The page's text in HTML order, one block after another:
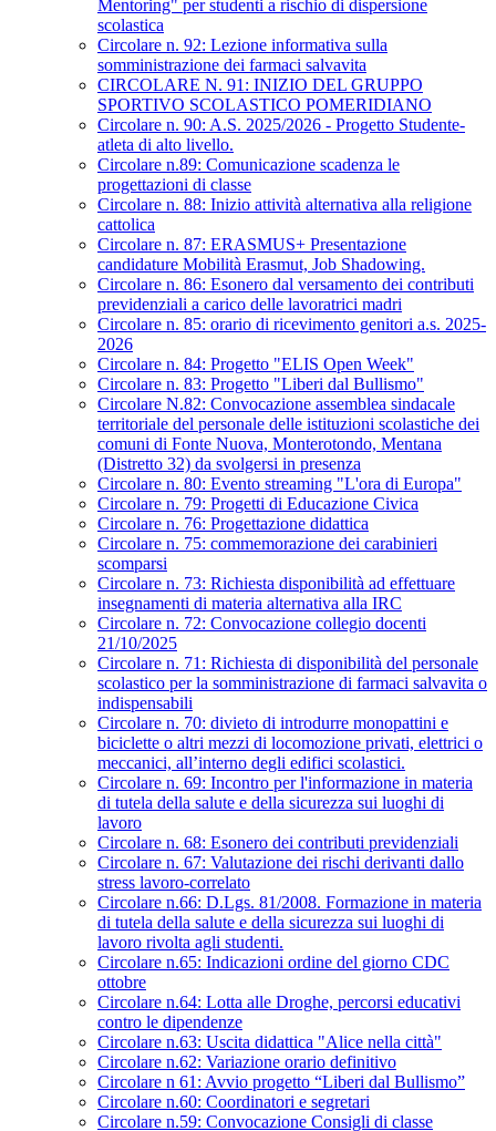
Mentoring" per studenti a rischio di dispersione
scolastica
Circolare n. 92: Lezione informativa sulla
somministrazione dei farmaci salvavita
CIRCOLARE N. 91: INIZIO DEL GRUPPO
SPORTIVO SCOLASTICO POMERIDIANO
Circolare n. 90: A.S. 2025/2026 - Progetto Studente-
atleta di alto livello.
Circolare n.89: Comunicazione scadenza le
progettazioni di classe
Circolare n. 88: Inizio attività alternativa alla religione
cattolica
Circolare n. 87: ERASMUS+ Presentazione
candidature Mobilità Erasmut, Job Shadowing.
Circolare n. 86: Esonero dal versamento dei contributi
previdenziali a carico delle lavoratrici madri
Circolare n. 85: orario di ricevimento genitori a.s. 2025-
2026
Circolare n. 84: Progetto "ELIS Open Week"
Circolare n. 83: Progetto "Liberi dal Bullismo"
Circolare N.82: Convocazione assemblea sindacale
territoriale del personale delle istituzioni scolastiche dei
comuni di Fonte Nuova, Monterotondo, Mentana
(Distretto 32) da svolgersi in presenza
Circolare n. 80: Evento streaming "L'ora di Europa"
Circolare n. 79: Progetti di Educazione Civica
Circolare n. 76: Progettazione didattica
Circolare n. 75: commemorazione dei carabinieri
scomparsi
Circolare n. 73: Richiesta disponibilità ad effettuare
insegnamenti di materia alternativa alla IRC
Circolare n. 72: Convocazione collegio docenti
21/10/2025
Circolare n. 71: Richiesta di disponibilità del personale
scolastico per la somministrazione di farmaci salvavita o
indispensabili
Circolare n. 70: divieto di introdurre monopattini e
biciclette o altri mezzi di locomozione privati, elettrici o
meccanici, all’interno degli edifici scolastici.
Circolare n. 69: Incontro per l'informazione in materia
di tutela della salute e della sicurezza sui luoghi di
lavoro
Circolare n. 68: Esonero dei contributi previdenziali
Circolare n. 67: Valutazione dei rischi derivanti dallo
stress lavoro-correlato
Circolare n.66: D.Lgs. 81/2008. Formazione in materia
di tutela della salute e della sicurezza sui luoghi di
lavoro rivolta agli studenti.
Circolare n.65: Indicazioni ordine del giorno CDC
ottobre
Circolare n.64: Lotta alle Droghe, percorsi educativi
contro le dipendenze
Circolare n.63: Uscita didattica "Alice nella città"
Circolare n.62: Variazione orario definitivo
Circolare n 61: Avvio progetto “Liberi dal Bullismo”
Circolare n.60: Coordinatori e segretari
Circolare n.59: Convocazione Consigli di classe